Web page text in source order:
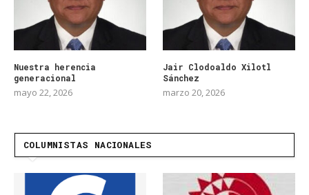
Nuestra herencia
generacional
mayo 22, 2026
Jair Clodoaldo Xilotl
Sánchez
marzo 20, 2026
COLUMNISTAS NACIONALES